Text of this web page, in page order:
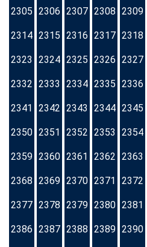
2305 2306 2307 2308 2309
2314 2315 2316 2317 2318
2323 2324 2325 2326 2327
2332 2333 2334 2335 2336
2341 2342 2343 2344 2345
2350 2351 2352 2353 2354
2359 2360 2361 2362 2363
2368 2369 2370 2371 2372
2377 2378 2379 2380 2381
2386 2387 2388 2389 2390